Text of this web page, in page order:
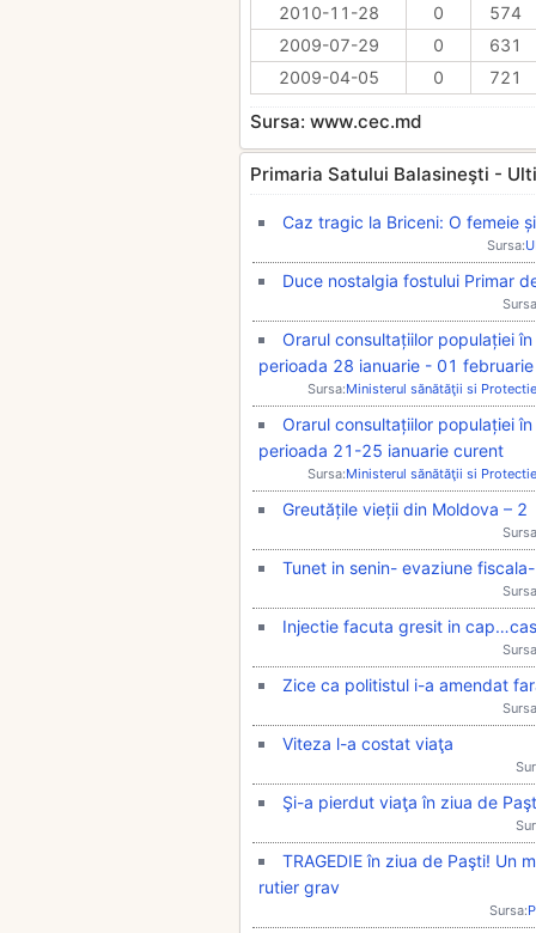
2010-11-28
0
574
2009-07-29
0
631
2009-04-05
0 721
Sursa: www.cec.md
Primaria Satului Balasineşti -
Caz tragic la Briceni: O femeie
Sursa:
Duce nostalgia fostului Primar
Orarul consultațiilor populației
perioada 28 ianuarie - 01
Sursa:Ministerul sănătăţii si
Orarul consultațiilor populației
perioada 21-25 ianuarie curent
Sursa:Ministerul sănătăţii si
Greutățile vieții din Moldova – 2
Tunet in senin- evaziune
Injectie facuta gresit in
Zice ca politistul i-a amendat
Viteza l-a costat viaţa
Şi-a pierdut viaţa în ziua de
TRAGEDIE în ziua de Paşti! Un
rutier grav
Sursa: